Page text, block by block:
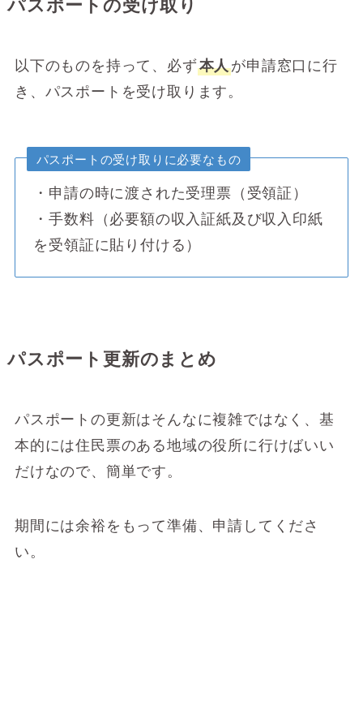
パスポートの受け取り
以下のものを持って、必ず本人が申請窓口に行
き、パスポートを受け取ります。
パスポートの受け取りに必要なもの
・申請の時に渡された受理票（受領証）
・手数料（必要額の収入証紙及び収入印紙
を受領証に貼り付ける）
パスポート更新のまとめ
パスポートの更新はそんなに複雑ではなく、基
本的には住民票のある地域の役所に行けばいい
だけなので、簡単です。
期間には余裕をもって準備、申請してくださ
い。